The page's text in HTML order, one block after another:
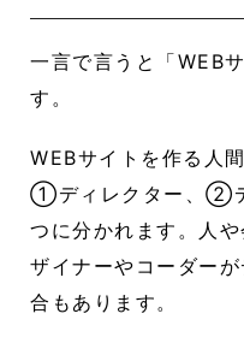
一言で言うと「WEB
す。
WEBサイトを作る人
①ディレクター、②
つに分かれます。人
ザイナーやコーダー
合もあります。